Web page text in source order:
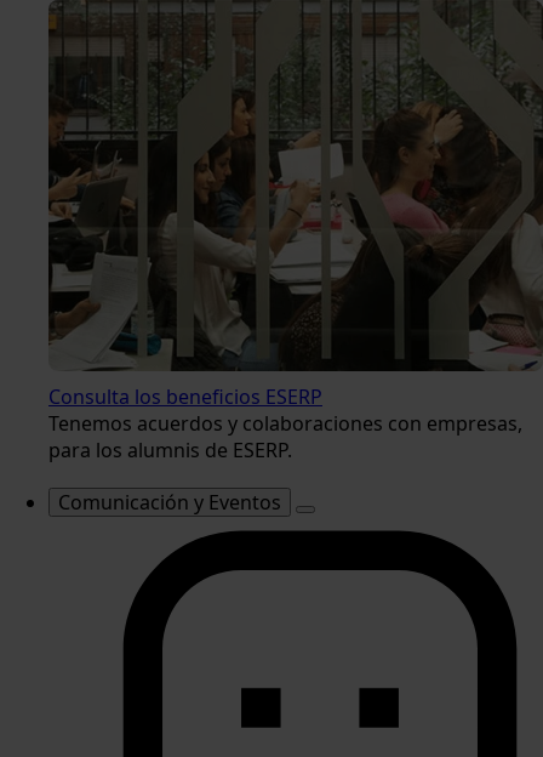
Consulta los beneficios ESERP
Tenemos acuerdos y colaboraciones con empresas,
para los alumnis de ESERP.
Comunicación y Eventos